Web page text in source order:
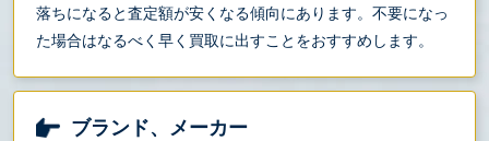
落ちになると査定額が安くなる傾向にあります。不要になっ
た場合はなるべく早く買取に出すことをおすすめします。
ブランド、メーカー